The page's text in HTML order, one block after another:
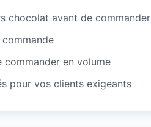
chocolat avant de commander
commander en volume
pour vos clients exigeants